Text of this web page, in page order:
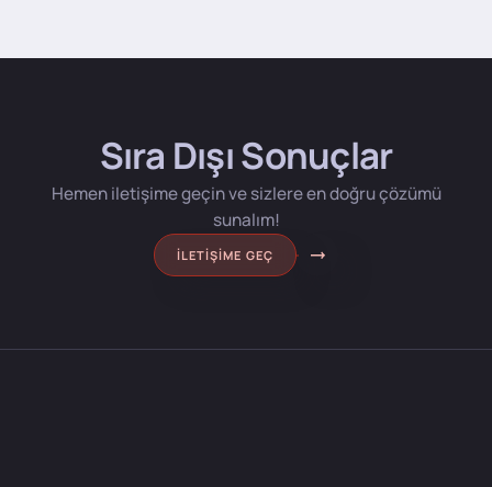
Sıra Dışı Sonuçlar
Hemen iletişime geçin ve sizlere en doğru çözümü
sunalım!
İLETIŞIME GEÇ